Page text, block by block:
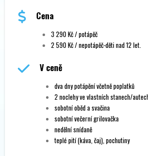
Cena
3 290 Kč / potápěč
2 590 Kč / nepotápěč-děti nad 12 let.
V ceně
dva dny potápění včetně poplatků
2 noclehy ve vlastních stanech/
sobotní oběd a svačina
sobotní večerní grilovačka
nedělní snídaně
teplé pití (káva, čaj), pochutiny